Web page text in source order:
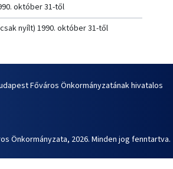
október 31-től
nyílt) 1990. október 31-től
Főváros Önkormányzatának hivatalos
Önkormányzata, 2026. Minden jog fenntartva.